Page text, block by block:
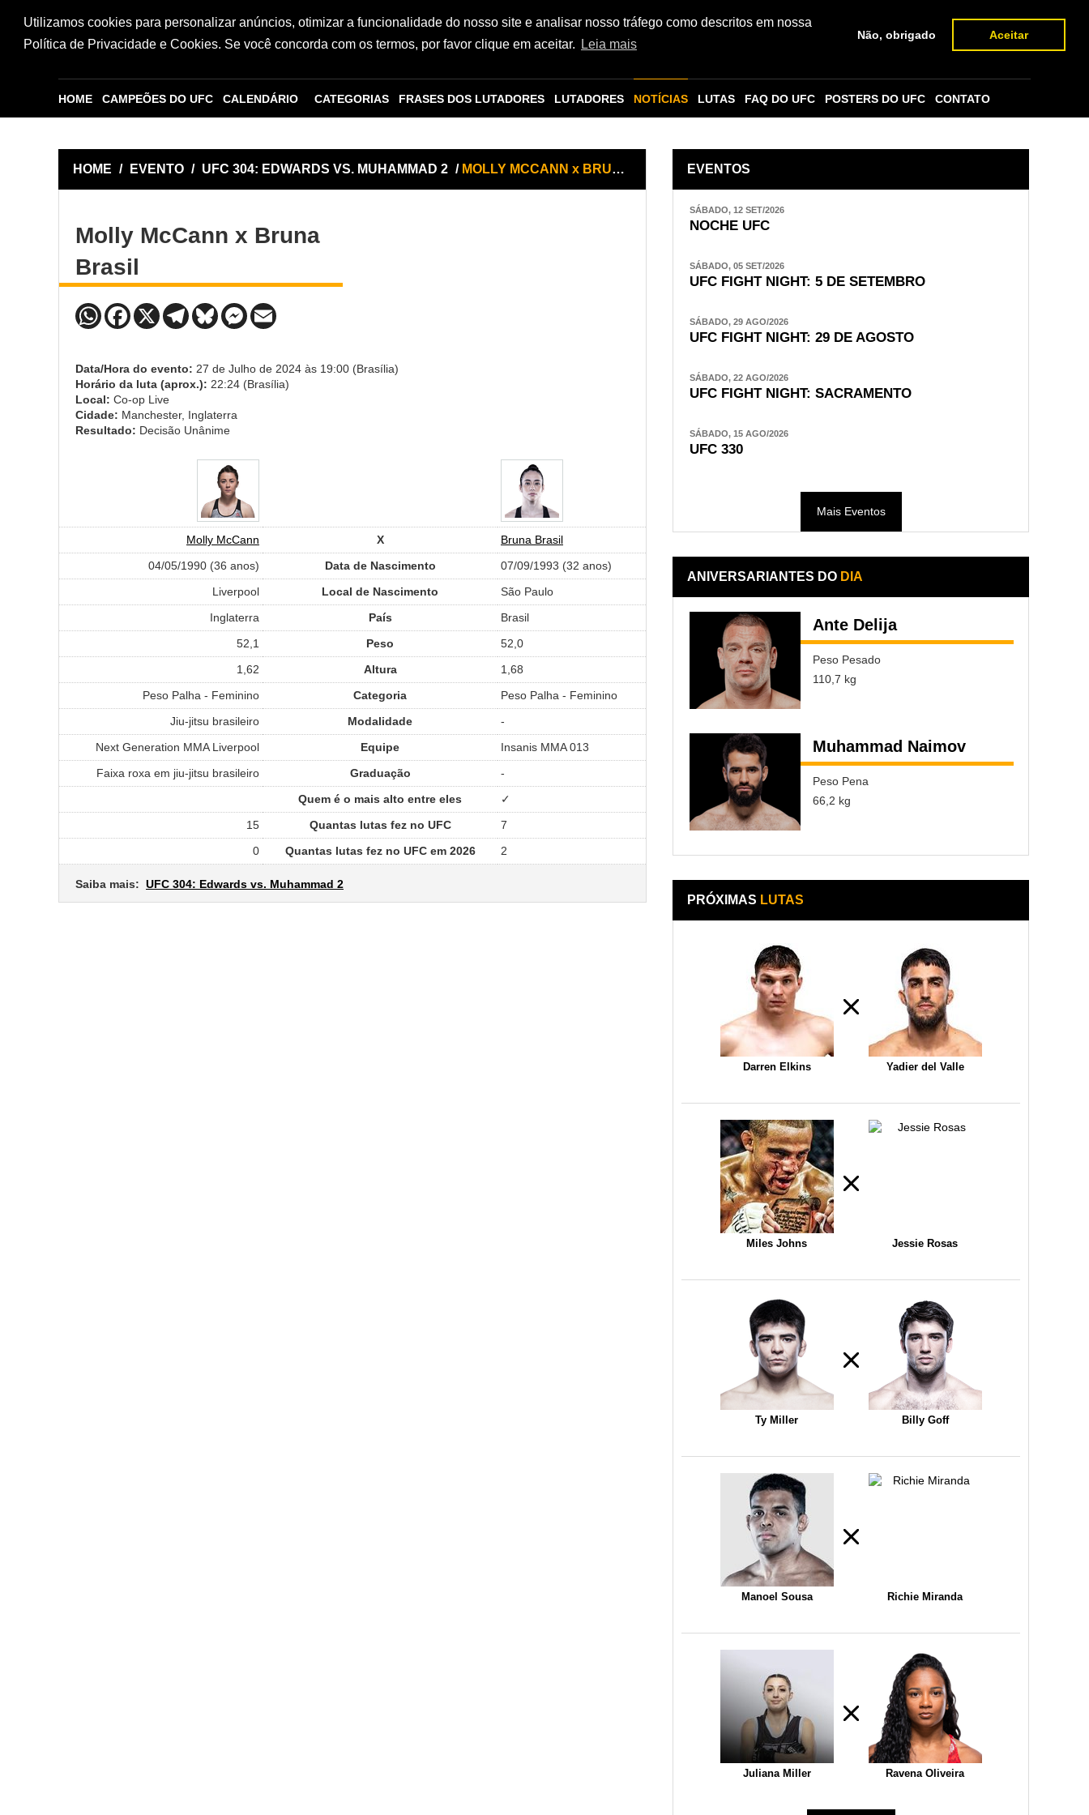
Utilizamos cookies para personalizar anúncios, otimizar a funcionalidade do nosso site e analisar nosso tráfego como descritos em nossa
Política de Privacidade e Cookies. Se você concorda com os termos, por favor clique em aceitar.
Leia mais
Não, obrigado Aceitar
HOME CAMPEÕES DO UFC CALENDÁRIO CATEGORIAS FRASES DOS LUTADORES LUTADORES NOTÍCIAS LUTAS FAQ DO UFC POSTERS DO UFC CONTATO
HOME / EVENTO / UFC 304: EDWARDS VS. MUHAMMAD 2 / MOLLY MCCANN x BRUNA BRASIL
Molly McCann x Bruna
Brasil
Data/Hora do evento: 27 de Julho de 2024 às 19:00 (Brasília)
Horário da luta (aprox.): 22:24 (Brasília)
Local: Co-op Live
Cidade: Manchester, Inglaterra
Resultado: Decisão Unânime
Molly McCann X
Bruna Brasil
04/05/1990 (36 anos)
Data de Nascimento
07/09/1993 (32 anos)
Liverpool
Local de Nascimento
São Paulo
Inglaterra
País
Brasil
52,1
Peso
52,0
1,62
Altura
1,68
Peso Palha - Feminino
Categoria
Peso Palha - Feminino
Jiu-jitsu brasileiro
Modalidade
-
Next Generation MMA Liverpool
Equipe
Insanis MMA 013
Faixa roxa em jiu-jitsu brasileiro
Graduação
-
Quem é o mais alto entre eles
✓
15
Quantas lutas fez no UFC
7
0
Quantas lutas fez no UFC em 2026 2
Saiba mais: UFC 304: Edwards vs. Muhammad 2
EVENTOS
SÁBADO, 12 SET/2026
NOCHE UFC
SÁBADO, 05 SET/2026
UFC FIGHT NIGHT: 5 DE SETEMBRO
SÁBADO, 29 AGO/2026
UFC FIGHT NIGHT: 29 DE AGOSTO
SÁBADO, 22 AGO/2026
UFC FIGHT NIGHT: SACRAMENTO
SÁBADO, 15 AGO/2026
UFC 330
Mais Eventos
ANIVERSARIANTES DO DIA
Ante Delija
Peso Pesado
110,7 kg
Muhammad Naimov
Peso Pena
66,2 kg
PRÓXIMAS LUTAS
Darren Elkins Yadier del Valle
Miles Johns Jessie Rosas
Ty Miller Billy Goff
Manoel Sousa Richie Miranda
Juliana Miller Ravena Oliveira